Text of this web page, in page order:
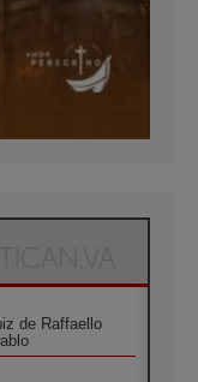
de Raffaello